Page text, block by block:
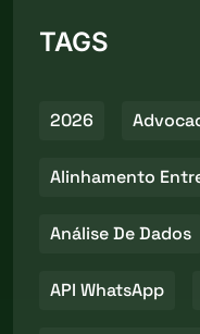
TAGS
2026
Alinhamento
Análise De Dados
API WhatsApp